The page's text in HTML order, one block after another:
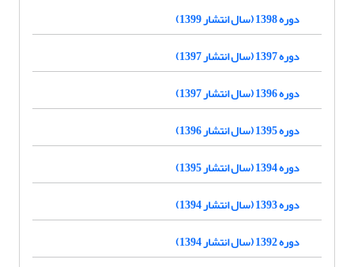
دوره 1398 (سال انتشار 1399)
دوره 1397 (سال انتشار 1397)
دوره 1396 (سال انتشار 1397)
دوره 1395 (سال انتشار 1396)
دوره 1394 (سال انتشار 1395)
دوره 1393 (سال انتشار 1394)
دوره 1392 (سال انتشار 1394)